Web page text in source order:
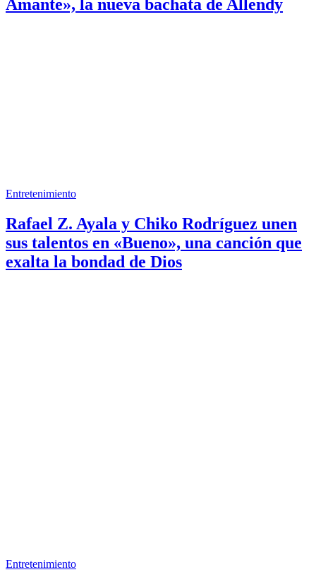
Amante», la nueva bachata de Allendy
Entretenimiento
Rafael Z. Ayala y Chiko Rodríguez unen
sus talentos en «Bueno», una canción que
exalta la bondad de Dios
Entretenimiento